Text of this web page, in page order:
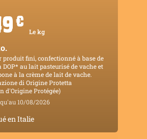
¤
Le kg
produit fini, confectionné à base de
DOP* au lait pasteurisé de vache et
à la crème de lait de vache.
di Origine Protetta
d'Origine Protégée)
10/08/2026
en Italie